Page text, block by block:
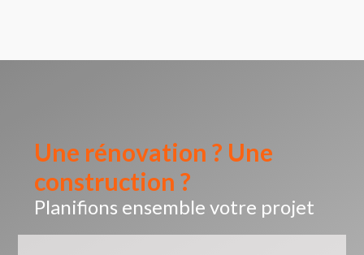
Une rénovation ? Une
construction ?
Planifions ensemble votre projet